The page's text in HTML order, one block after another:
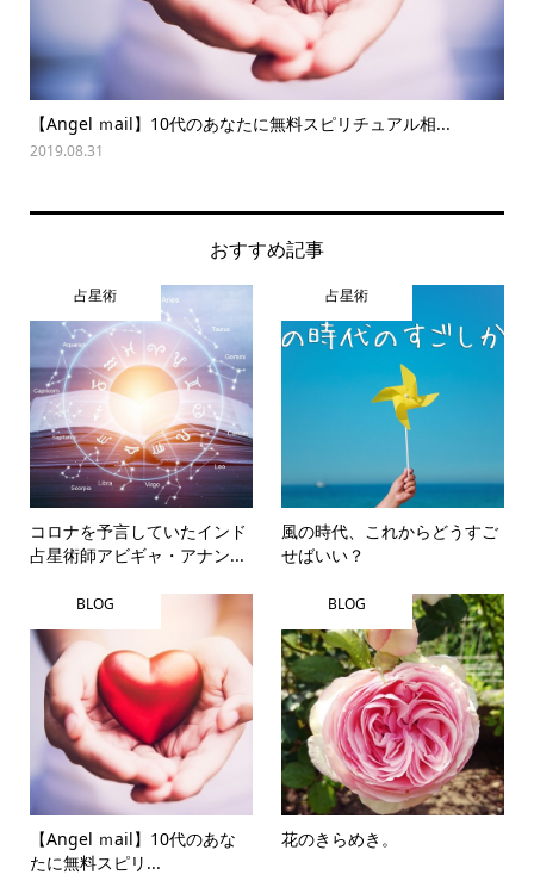
【Angel ｍail】10代のあなたに無料スピリチュアル相...
2019.08.31
おすすめ記事
占星術
コロナを予言していたインド
占星術師アビギャ・アナン...
占星術
風の時代、これからどうすご
せばいい？
BLOG
【Angel ｍail】10代のあな
たに無料スピリ...
BLOG
花のきらめき。